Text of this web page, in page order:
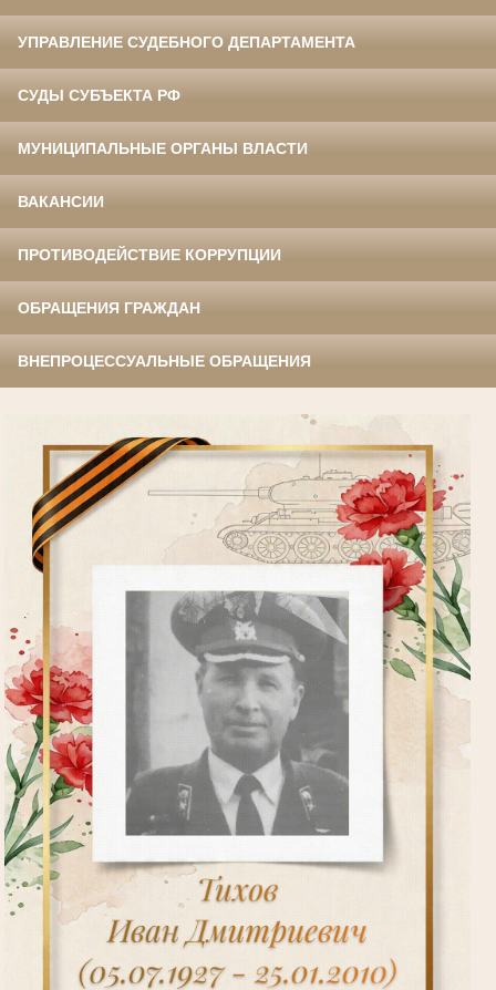
УПРАВЛЕНИЕ СУДЕБНОГО ДЕПАРТАМЕНТА
СУДЫ СУБЪЕКТА РФ
МУНИЦИПАЛЬНЫЕ ОРГАНЫ ВЛАСТИ
ВАКАНСИИ
ПРОТИВОДЕЙСТВИЕ КОРРУПЦИИ
ОБРАЩЕНИЯ ГРАЖДАН
ВНЕПРОЦЕССУАЛЬНЫЕ ОБРАЩЕНИЯ